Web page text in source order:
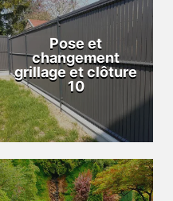
Pose et
changement
grillage et clôture
10